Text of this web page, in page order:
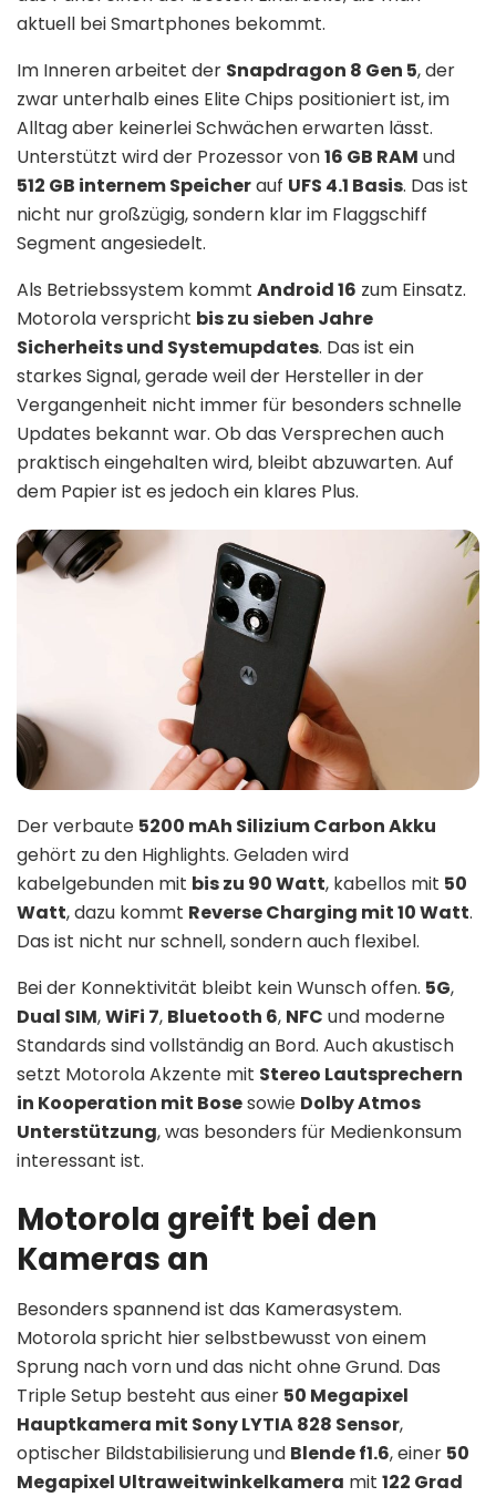
aktuell bei Smartphones bekommt.
Im Inneren arbeitet der Snapdragon 8 Gen 5, der
zwar unterhalb eines Elite Chips positioniert ist, im
Alltag aber keinerlei Schwächen erwarten lässt.
Unterstützt wird der Prozessor von16 GB RAM und
512 GB internem Speicherauf UFS 4.1 Basis. Das ist
nicht nur großzügig, sondern klar im Flaggschiff
Segment angesiedelt.
Als Betriebssystem kommt Android 16 zum Einsatz.
Motorola verspricht bis zu sieben Jahre
Sicherheits und Systemupdates. Das ist ein
starkes Signal, gerade weil der Hersteller in der
Vergangenheit nicht immer für besonders schnelle
Updates bekannt war. Ob das Versprechen auch
praktisch eingehalten wird, bleibt abzuwarten. Auf
dem Papier ist es jedoch ein klares Plus.
Der verbaute 5200 mAh Silizium Carbon Akku
gehört zu den Highlights. Geladen wird
kabelgebunden mit bis zu 90 Watt, kabellos mit 50
Watt, dazu kommt Reverse Charging mit 10 Watt.
Das ist nicht nur schnell, sondern auch flexibel.
Bei der Konnektivität bleibt kein Wunsch offen. 5G,
Dual SIM,WiFi 7, Bluetooth 6, NFC und moderne
Standards sind vollständig an Bord. Auch akustisch
setzt Motorola Akzente mit Stereo Lautsprechern
in Kooperation mit Bosesowie Dolby Atmos
Unterstützung, was besonders für Medienkonsum
interessant ist.
Motorola greift bei den
Kameras an
Besonders spannend ist das Kamerasystem.
Motorola spricht hier selbstbewusst von einem
Sprung nach vorn und das nicht ohne Grund. Das
Triple Setup besteht aus einer 50 Megapixel
Hauptkamera mit Sony LYTIA 828 Sensor,
optischer Bildstabilisierung und Blende f1.6, einer 50
Megapixel Ultraweitwinkelkamera mit 122 Grad